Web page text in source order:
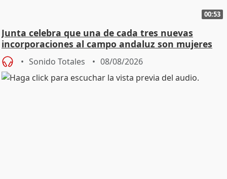
00:53
Junta celebra que una de cada tres nuevas
incorporaciones al campo andaluz son mujeres
jóvenes
Sonido Totales 08/08/2026